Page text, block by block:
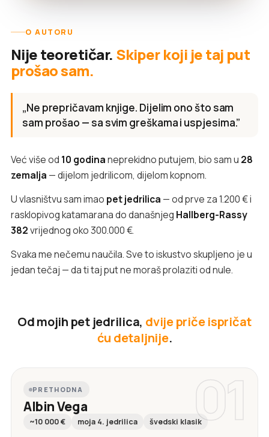
O AUTORU
Nije teoretičar. Skiper koji je taj put
prošao sam.
„Ne prepričavam knjige. Dijelim ono što sam
sam prošao — sa svim greškama i uspjesima.”
Već više od 10 godinaneprekidno putujem, bio sam u 28
zemalja — dijelom jedrilicom, dijelom kopnom.
U vlasništvu sam imao pet jedrilica — od prve za 1.200 € i
rasklopivog katamarana do današnjeg Hallberg-Rassy
382vrijednog oko 300.000 €.
Svaka me nečemu naučila. Sve to iskustvo skupljeno je u
jedan tečaj — da ti taj put ne moraš prolaziti od nule.
Od mojih pet jedrilica, dvije priče ispričat
ću detaljnije.
01
PRETHODNA
Albin Vega
~10 000 € moja 4. jedrilica švedski klasik